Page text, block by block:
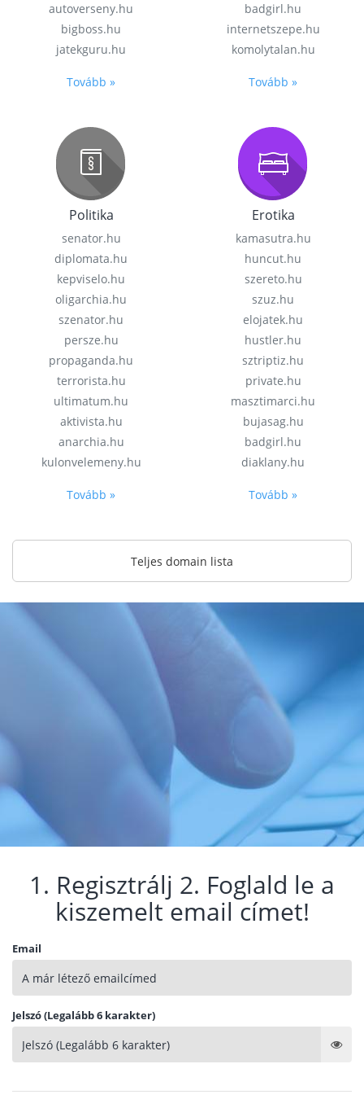
autoverseny.hu
bigboss.hu
jatekguru.hu
Tovább »
badgirl.hu
internetszepe.hu
komolytalan.hu
Tovább »
Politika
senator.hu
diplomata.hu
kepviselo.hu
oligarchia.hu
szenator.hu
persze.hu
propaganda.hu
terrorista.hu
ultimatum.hu
aktivista.hu
anarchia.hu
kulonvelemeny.hu
Tovább »
Erotika
kamasutra.hu
huncut.hu
szereto.hu
szuz.hu
elojatek.hu
hustler.hu
sztriptiz.hu
private.hu
masztimarci.hu
bujasag.hu
badgirl.hu
diaklany.hu
Tovább »
Teljes domain lista
1. Regisztrálj 2. Foglald le a
kiszemelt email címet!
Email
Jelszó (Legalább 6 karakter)